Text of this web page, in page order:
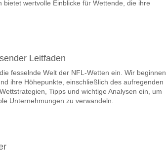
wertvolle Einblicke für Wettende, die ihre
Leitfaden
fesselnde Welt der NFL-Wetten ein. Wir beginnen
ihre Höhepunkte, einschließlich des aufregenden
Tipps und wichtige Analysen ein, um
Unternehmungen zu verwandeln.